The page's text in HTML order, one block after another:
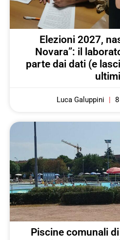
Elezioni 2027,
Novara”: il
parte dai dati (e
Luca Galuppini
Piscine comunali